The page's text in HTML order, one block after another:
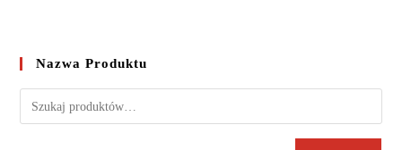
Nazwa Produktu